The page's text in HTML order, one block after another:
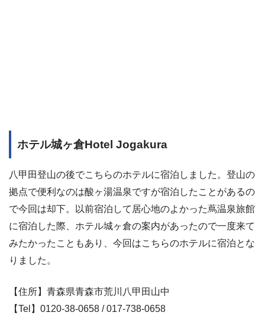
ホテル城ヶ倉Hotel Jogakura
八甲田登山の後でこちらのホテルに宿泊しました。登山の
拠点で便利なのは酸ヶ湯温泉ですが宿泊したことがあるの
で今回は却下。以前宿泊して居心地のよかった蔦温泉旅館
に宿泊した際、ホテル城ヶ倉の案内があったので一度来て
みたかったこともあり、今回はこちらのホテルに宿泊とな
りました。
【住所】青森県青森市荒川八甲田山中
【Tel】0120-38-0658 / 017-738-0658